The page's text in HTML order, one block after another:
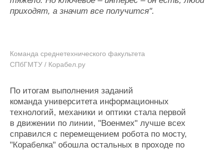
приходят, а значит все получится".
Команда среднетехнического факультета
СПбГМТУ / Корабел.ру
По итогам выполнения заданий
команда университета информационных
технологий, механики и оптики стала первой
в движении по линии, "Военмех" лучше всех
справился с перемещением робота по мосту,
"Корабелка" обошла остальных в проходе по